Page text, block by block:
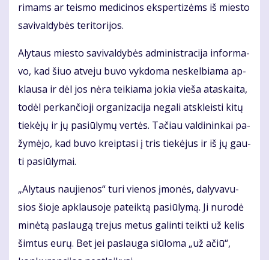
ri­mams ar teis­mo me­di­ci­nos eks­per­ti­zėms iš mies­to
sa­vi­val­dy­bės te­ri­to­ri­jos.
Aly­taus mies­to sa­vi­val­dy­bės ad­mi­nist­ra­ci­ja in­for­ma­
vo, kad šiuo at­ve­ju bu­vo vyk­do­ma ne­skel­bia­ma ap­
klau­sa ir dėl jos nė­ra tei­kia­ma jo­kia vie­ša ata­skai­ta,
to­dėl per­kan­čio­ji or­ga­ni­za­ci­ja ne­ga­li at­skleis­ti ki­tų
tie­kė­jų ir jų pa­siū­ly­mų ver­tės. Ta­čiau val­di­nin­kai pa­
žy­mė­jo, kad bu­vo kreip­ta­si į tris tie­kė­jus ir iš jų gau­
ti pa­siū­ly­mai.
„Aly­taus nau­jie­nos“ tu­ri vie­nos įmo­nės, da­ly­va­vu­
sios šio­je ap­klau­so­je pa­teik­tą pa­siū­ly­mą. Ji nu­ro­dė
mi­nė­tą pa­slau­gą tre­jus me­tus ga­lin­ti teik­ti už ke­lis
šim­tus eu­rų. Bet jei pa­slau­ga siū­lo­ma „už ačiū“,